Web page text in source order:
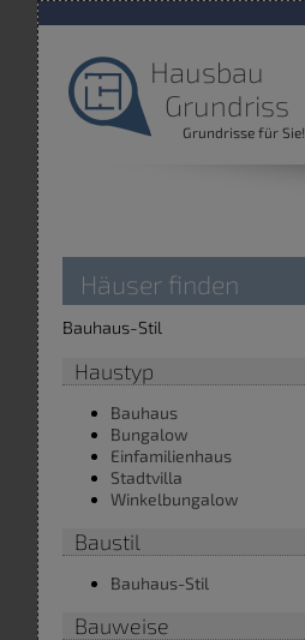
Hausbau
Grundriss
Grundrisse für Sie!
Häuser finden
Bauhaus-Stil
Haustyp
Bauhaus
Bungalow
Einfamilienhaus
Stadtvilla
Winkelbungalow
Baustil
Bauhaus-Stil
Bauweise